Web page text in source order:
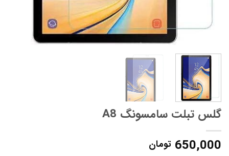
گلس تبلت سامسونگ A8
650,000 تومان